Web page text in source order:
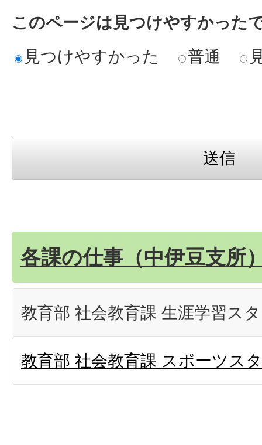
このページは見つけやすかった
見つけやすかった
普通
各課の仕事（中伊豆支所
教育部 社会教育課 生涯学習ス
教育部 社会教育課 スポーツス